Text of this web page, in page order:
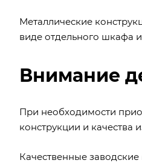
Металлические
виде отдельного шкафа
Внимание
При необходимости
конструкции и качества
Качественные